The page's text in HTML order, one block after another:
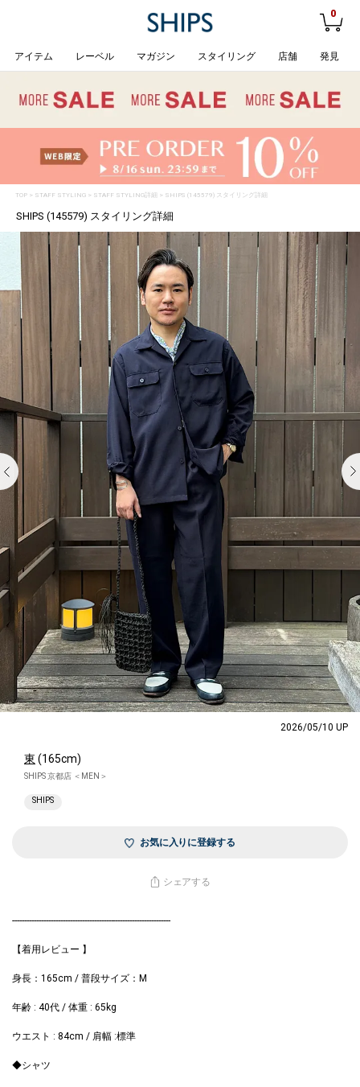
0
アイテム レーベル マガジン スタイリング 店舗 発見
TOP> STAFF STYLING> STAFF STYLING詳細 > SHIPS (145579) スタイリング詳細
SHIPS (145579) スタイリング詳細
2026/05/10 UP
東 (165cm)
SHIPS 京都店 ＜MEN＞
SHIPS
お気に入りに登録する
シェアする
------------------------------------------------------------------
【着用レビュー 】
身長：165cm / 普段サイズ：M
年齢 : 40代 / 体重 : 65kg
ウエスト : 84cm / 肩幅 :標準
◆シャツ